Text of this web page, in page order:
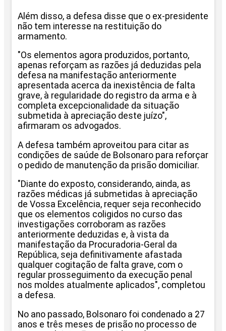
Além disso, a defesa disse que o ex-presidente
não tem interesse na restituição do
armamento.
"Os elementos agora produzidos, portanto,
apenas reforçam as razões já deduzidas pela
defesa na manifestação anteriormente
apresentada acerca da inexistência de falta
grave, à regularidade do registro da arma e à
completa excepcionalidade da situação
submetida à apreciação deste juízo",
afirmaram os advogados.
A defesa também aproveitou para citar as
condições de saúde de Bolsonaro para reforçar
o pedido de manutenção da prisão domiciliar.
"Diante do exposto, considerando, ainda, as
razões médicas já submetidas à apreciação
de Vossa Excelência, requer seja reconhecido
que os elementos coligidos no curso das
investigações corroboram as razões
anteriormente deduzidas e, à vista da
manifestação da Procuradoria-Geral da
República, seja definitivamente afastada
qualquer cogitação de falta grave, com o
regular prosseguimento da execução penal
nos moldes atualmente aplicados", completou
a defesa.
No ano passado, Bolsonaro foi condenado a 27
anos e três meses de prisão no processo de